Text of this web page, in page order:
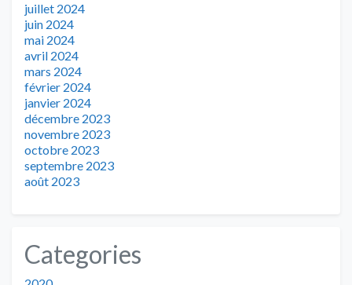
juillet 2024
juin 2024
mai 2024
avril 2024
mars 2024
février 2024
janvier 2024
décembre 2023
novembre 2023
octobre 2023
septembre 2023
août 2023
Categories